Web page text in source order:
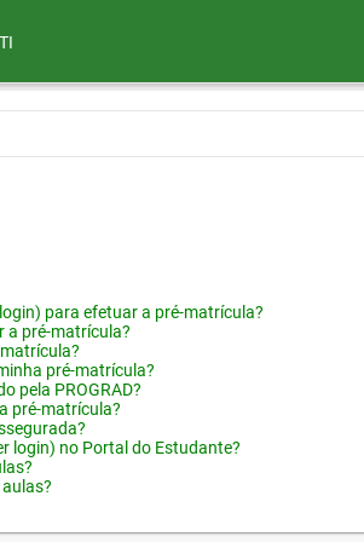
para efetuar a pré-matrícula?
a pré-matrícula?
pré-matrícula?
pela PROGRAD?
pré-matrícula?
login) no Portal do Estudante?